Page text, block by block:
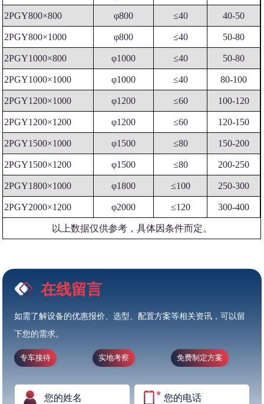
2PGY800×800 φ800 ≤40 40-50
2PGY800×1000 φ800 ≤40 50-80
2PGY1000×800 φ1000 ≤40 50-80
2PGY1000×1000 φ1000 ≤40 80-100
2PGY1200×1000 φ1200 ≤60 100-120
2PGY1200×1200 φ1200 ≤60 120-150
2PGY1500×1000 φ1500 ≤80 150-200
2PGY1500×1200 φ1500 ≤80 200-250
2PGY1800×1000 φ1800 ≤100 250-300
2PGY2000×1200 φ2000 ≤120 300-400
以上数据仅供参考，具体因条件而定。
在线留言
如需了解设备的优惠报价、选型、配置方案等相关资讯，可以留
下您的需求。
专车接待 实地考察 免费制定方案